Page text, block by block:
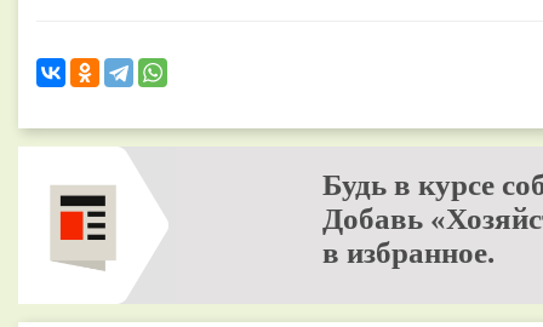
Будь в курсе
Добавь
в избранное.